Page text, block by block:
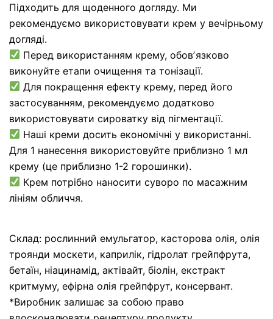
Підходить для щоденного догляду. Ми
рекомендуємо використовувати крем у вечірньому
догляді.
Перед використанням крему, обовʼязково
виконуйте етапи очищення та тонізації.
Для покращення ефекту крему, перед його
застосуванням, рекомендуємо додатково
використовувати сироватку від пігментації.
Наші креми досить економічні у використанні.
Для 1 нанесення використовуйте приблизно 1 мл
крему (це приблизно 1-2 горошинки).
Крем потрібно наносити суворо по масажним
лініям обличчя.
Склад: рослинний емульгатор, касторова олія, олія
троянди москети, каприлік, гідролат грейпфрута,
бетаїн, ніацинамід, актівайт, біолін, екстракт
критмуму, ефірна олія грейпфрут, консервант.
*Виробник залишає за собою право